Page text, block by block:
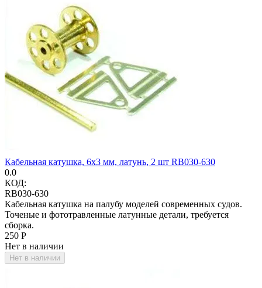
Кабельная катушка, 6х3 мм, латунь, 2 шт RB030-630
0.0
КОД:
RB030-630
Кабельная катушка на палубу моделей современных судов.
Точеные и фототравленные латунные детали, требуется
сборка.
‍250‍ Р
Нет в наличии
Нет в наличии